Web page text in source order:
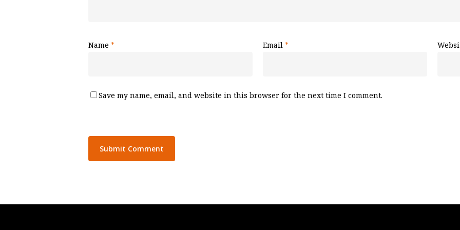
Name * Email *
Save my name, email, and website in this browser for the next time I comment.